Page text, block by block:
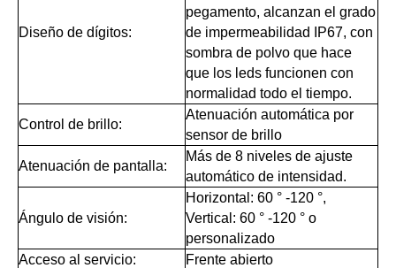
Diseño de dígitos:
pegamento, alcanzan el grado
de impermeabilidad IP67, con
sombra de polvo que hace
que los leds funcionen con
normalidad todo el tiempo.
Control de brillo:
Atenuación automática por
sensor de brillo
Atenuación de pantalla:
Más de 8 niveles de ajuste
automático de intensidad.
Ángulo de visión:
Horizontal: 60 ° -120 °,
Vertical: 60 ° -120 ° o
personalizado
Acceso al servicio:
Frente abierto